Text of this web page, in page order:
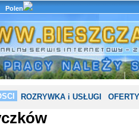
Polen
ROZRYWKA i USŁUGI